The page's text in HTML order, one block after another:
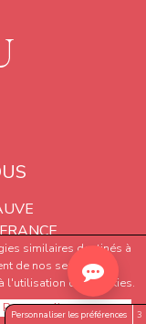
similaires destinés à
de nos services.
l'utilisation des cookies.
Personnaliser
Personnaliser les préférences 3
47